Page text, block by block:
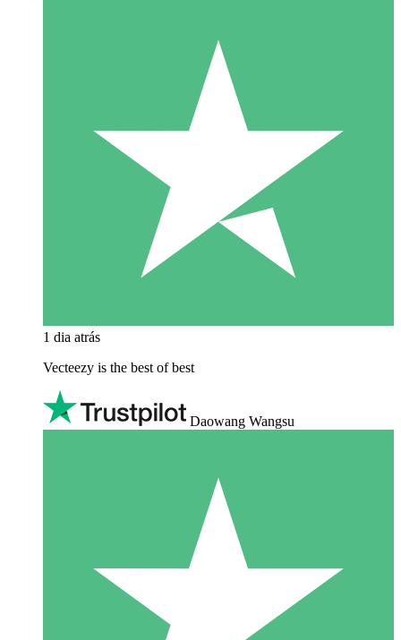
1 dia atrás
Vecteezy is the best of best
Daowang Wangsu